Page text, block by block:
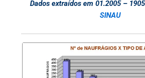
Dados extraídos em 01.2005 –
SINAU